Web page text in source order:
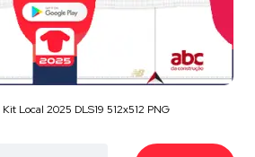
Kit Local 2025 DLS19 512x512 PNG